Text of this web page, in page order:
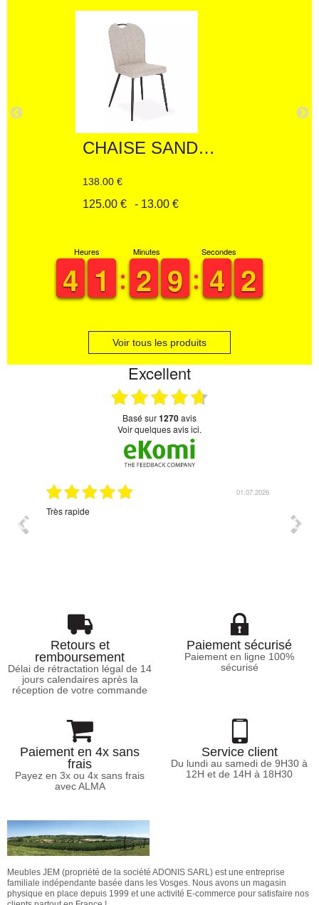
CHAISE SANDRA
- 13.00 €
Heures
3
3
4
4 1
1
1
1
Minutes
1
1
2
2 8
8
9
9
Secondes
3
3
4
4 2
2
1
Voir tous les produits
Excellent
basé sur1270avis
Voir quelques avis ici.
01.07.2026
Très rapide
Retours et
remboursement
Délai de rétractation légal de 14
jours calendaires après la
réception de votre commande
Paiement sécurisé
Paiement en ligne 100%
sécurisé
Paiement en 4x sans
frais
Payez en 3x ou 4x sans frais
avec ALMA
Service client
Du lundi au samedi de 9H30 à
12H et de 14H à 18H30
Meubles JEM (propriété de la société ADONIS SARL) est une entreprise
familiale indépendante basée dans les Vosges. Nous avons un magasin
physique en place depuis 1999 et une activité E-commerce pour satisfaire nos